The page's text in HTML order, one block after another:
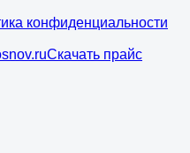
конфиденциальности
Скачать прайс